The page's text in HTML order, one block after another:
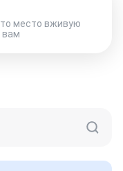
место вживую
вам